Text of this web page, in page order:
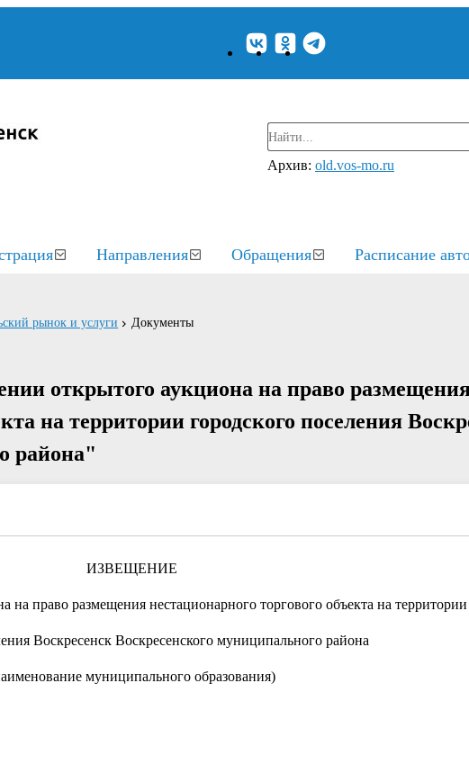
Архив: old.vos-mo.ru
Направления Обращения Расписание
рынок и услуги Документы
открытого аукциона на право
на территории городского поселения
района"
ИЗВЕЩЕНИЕ
на право размещения нестационарного торгового объекта на территории
Воскресенск Воскресенского муниципального района
муниципального образования)